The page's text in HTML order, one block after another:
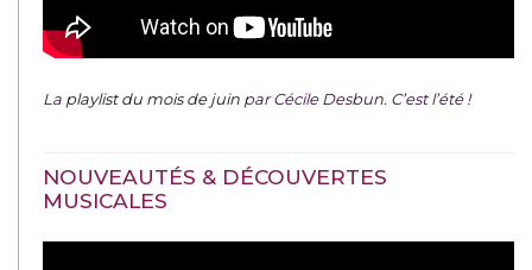
La playlist du mois de juin par Cécile Desbun. C’est l’été !
NOUVEAUTÉS & DÉCOUVERTES
MUSICALES